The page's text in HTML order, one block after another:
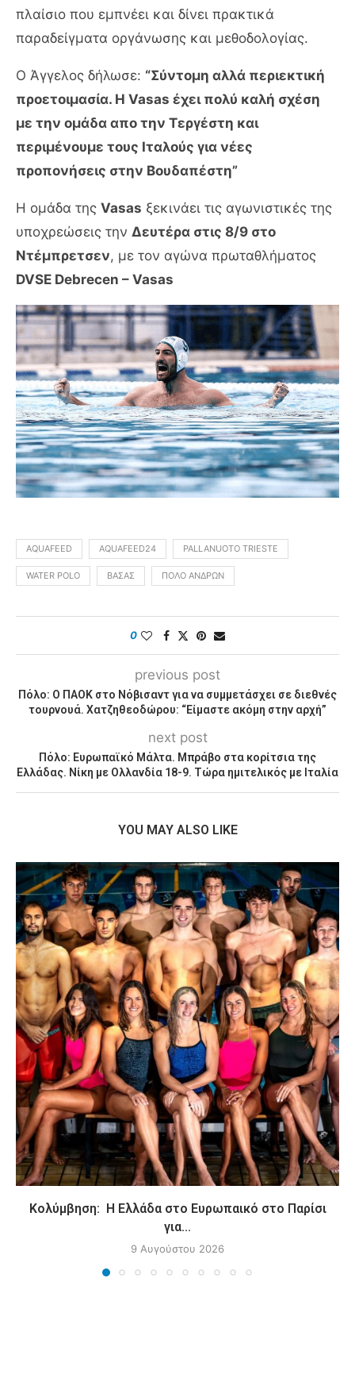
πλαίσιο που εμπνέει και δίνει πρακτικά
παραδείγματα οργάνωσης και μεθοδολογίας.
Ο Άγγελος δήλωσε: “Σύντομη αλλά περιεκτική
προετοιμασία. Η Vasas έχει πολύ καλή σχέση
με την ομάδα απο την Τεργέστη και
περιμένουμε τους Ιταλούς για νέες
προπονήσεις στην Βουδαπέστη”
Η ομάδα της Vasas ξεκινάει τις αγωνιστικές της
υποχρεώσεις την Δευτέρα στις 8/9 στο
Ντέμπρετσεν, με τον αγώνα πρωταθλήματος
DVSE Debrecen – Vasas
AQUAFEED AQUAFEED24 PALLANUOTO TRIESTE
WATER POLO ΒΆΣΑΣ ΠΌΛΟ ΑΝΔΡΏΝ
0
previous post
Πόλο: Ο ΠΑΟΚ στο Νόβισαντ για να συμμετάσχει σε διεθνές
τουρνουά. Χατζηθεοδώρου: “Είμαστε ακόμη στην αρχή”
next post
Πόλο: Ευρωπαϊκό Μάλτα. Μπράβο στα κορίτσια της
Ελλάδας. Νίκη με Ολλανδία 18-9. Τώρα ημιτελικός με Ιταλία
YOU MAY ALSO LIKE
Κολύμβηση: Η Ελλάδα στο Ευρωπαικό στο Παρίσι
για...
9 Αυγούστου 2026